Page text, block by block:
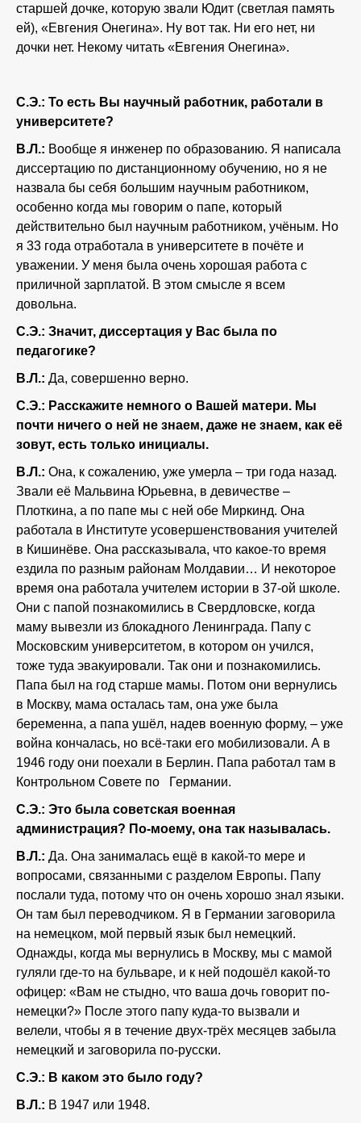
старшей дочке, которую звали Юдит (светлая память
ей), «Евгения Онегина». Ну вот так. Ни его нет, ни
дочки нет. Некому читать «Евгения Онегина».
С.Э.: То есть Вы научный работник, работали в
университете?
В.Л.: Вообще я инженер по образованию. Я написала
диссертацию по дистанционному обучению, но я не
назвала бы себя большим научным работником,
особенно когда мы говорим о папе, который
действительно был научным работником, учёным. Но
я 33 года отработала в университете в почёте и
уважении. У меня была очень хорошая работа с
приличной зарплатой. В этом смысле я всем
довольна.
С.Э.: Значит, диссертация у Вас была по
педагогике?
В.Л.: Да, совершенно верно.
С.Э.: Расскажите немного о Вашей матери. Мы
почти ничего о ней не знаем, даже не знаем, как её
зовут, есть только инициалы.
В.Л.: Она, к сожалению, уже умерла – три года назад.
Звали её Мальвина Юрьевна, в девичестве –
Плоткина, а по папе мы с ней обе Миркинд. Она
работала в Институте усовершенствования учителей
в Кишинёве. Она рассказывала, что какое-то время
ездила по разным районам Молдавии… И некоторое
время она работала учителем истории в 37-ой школе.
Они с папой познакомились в Свердловске, когда
маму вывезли из блокадного Ленинграда. Папу с
Московским университетом, в котором он учился,
тоже туда эвакуировали. Так они и познакомились.
Папа был на год старше мамы. Потом они вернулись
в Москву, мама осталась там, она уже была
беременна, а папа ушёл, надев военную форму, – уже
война кончалась, но всё-таки его мобилизовали. А в
1946 году они поехали в Берлин. Папа работал там в
Контрольном Совете по Германии.
С.Э.: Это была советская военная
администрация? По-моему, она так называлась.
В.Л.: Да. Она занималась ещё в какой-то мере и
вопросами, связанными с разделом Европы. Папу
послали туда, потому что он очень хорошо знал языки.
Он там был переводчиком. Я в Германии заговорила
на немецком, мой первый язык был немецкий.
Однажды, когда мы вернулись в Москву, мы с мамой
гуляли где-то на бульваре, и к ней подошёл какой-то
офицер: «Вам не стыдно, что ваша дочь говорит по-
немецки?» После этого папу куда-то вызвали и
велели, чтобы я в течение двух-трёх месяцев забыла
немецкий и заговорила по-русски.
С.Э.: В каком это было году?
В.Л.: В 1947 или 1948.